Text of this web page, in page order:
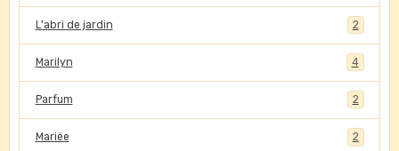
L'abri de jardin 2
Marilyn 4
Parfum 2
Mariée 2